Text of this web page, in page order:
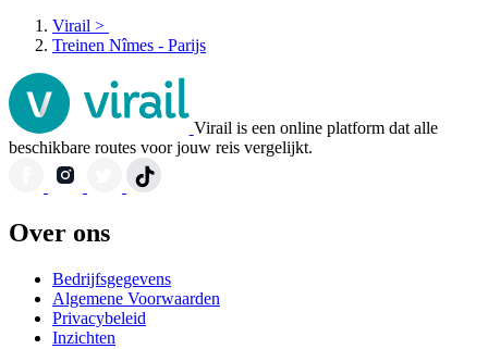
Virail >
Treinen Nîmes - Parijs
Virail is een online platform dat alle
beschikbare routes voor jouw reis vergelijkt.
Over ons
Bedrijfsgegevens
Algemene Voorwaarden
Privacybeleid
Inzichten